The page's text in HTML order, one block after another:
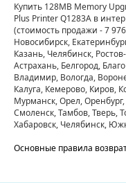
Купить 128MB Memory
Plus Printer Q1283A в
(стоимость продажи - 7
Новосибирск,
Казань, Челябинск,
Астрахань, Белгород,
Владимир, Вологда,
Калуга, Кемерово, Киров,
Мурманск, Орел,
Смоленск, Тамбов, Тверь,
Хабаровск, Челябинск,
Основные правила